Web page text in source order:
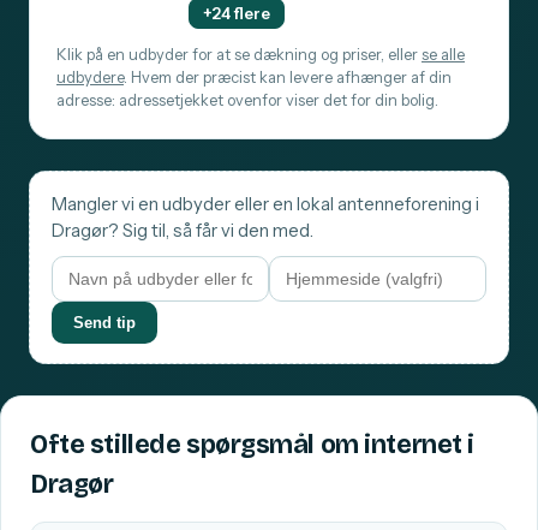
+24 flere
Klik på en udbyder for at se dækning og priser, eller se alle
udbydere. Hvem der præcist kan levere afhænger af din
adresse: adressetjekket ovenfor viser det for din bolig.
Mangler vi en udbyder eller en lokal antenneforening i
Dragør? Sig til, så får vi den med.
Send tip
Ofte stillede spørgsmål om internet i
Dragør